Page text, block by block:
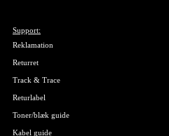
Support:
Reklamation
Returret
Track & Trace
Returlabel
Toner/blæk guide
Kabel guide